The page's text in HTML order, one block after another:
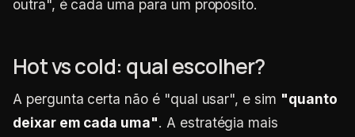
outra", é cada uma para um propósito.
Hot vs cold: qual escolher?
A pergunta certa não é "qual usar", e sim "quanto
deixar em cada uma". A estratégia mais